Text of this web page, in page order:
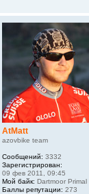
AtMatt
azovbike team
Сообщений: 3332
Зарегистрирован:
09 фев 2011, 09:45
Мой байк: Dartmoor Primal
Баллы репутации: 273